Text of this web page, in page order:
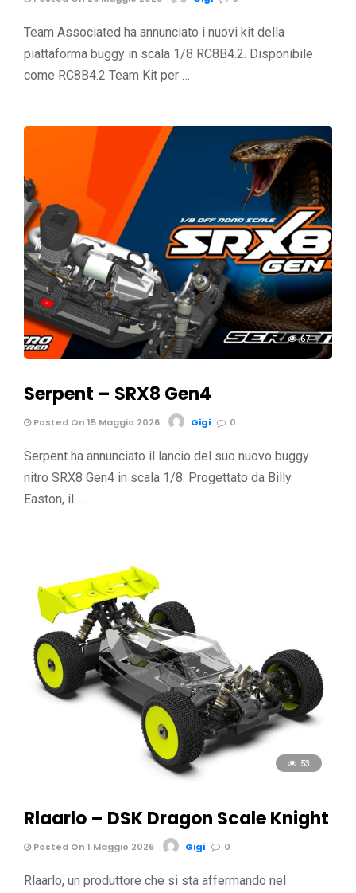
Team Associated ha annunciato i nuovi kit della
piattaforma buggy in scala 1/8 RC8B4.2. Disponibile
come RC8B4.2 Team Kit per …
67
Serpent – SRX8 Gen4
Posted On 15 Maggio 2026 Gigi 0
Serpent ha annunciato il lancio del suo nuovo buggy
nitro SRX8 Gen4 in scala 1/8. Progettato da Billy
Easton, il …
53
Rlaarlo – DSK Dragon Scale Knight
Posted On 1 Maggio 2026 Gigi 0
Rlaarlo, un produttore che si sta affermando nel